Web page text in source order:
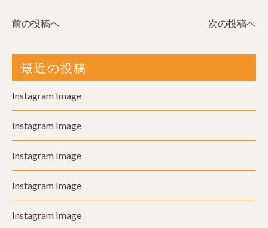
前の投稿へ 次の投稿へ
最近の投稿
Instagram Image
Instagram Image
Instagram Image
Instagram Image
Instagram Image